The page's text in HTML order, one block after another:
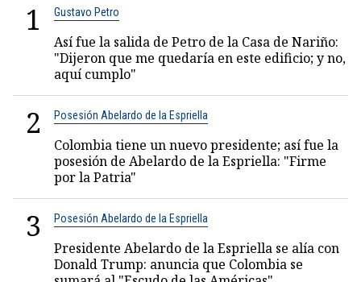
1 Gustavo Petro
Así fue la salida de Petro de la Casa de Nariño:
"Dijeron que me quedaría en este edificio; y no,
aquí cumplo"
2 Posesión Abelardo de la Espriella
Colombia tiene un nuevo presidente; así fue la
posesión de Abelardo de la Espriella: "Firme
por la Patria"
3 Posesión Abelardo de la Espriella
Presidente Abelardo de la Espriella se alía con
Donald Trump: anuncia que Colombia se